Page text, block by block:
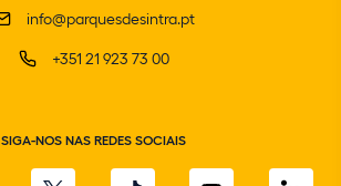
info@parquesdesintra.pt
+351 21 923 73 00
SIGA-NOS NAS REDES SOCIAIS